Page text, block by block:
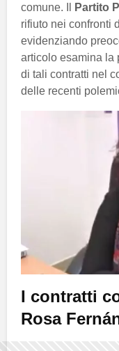
comune. Il
Partito
rifiuto nei confronti
evidenziando
articolo esamina la
di tali contratti nel
delle recenti
I contratti
Rosa